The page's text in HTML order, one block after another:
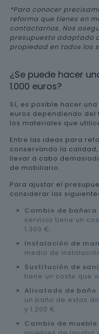
*Para conocer
reforma que tienes en
contactarnos. Nos
presupuesto adaptado
propiedad en todos los
¿Se puede hacer
1.000 euros?
Sí, es posible hacer
euros dependiendo del
los materiales que
Entre las ideas para
conservando la
llevar a cabo
de mobiliario.
Para ajustar el
considerar las
Cambio de
servicio tiene un
1.300 €.
Instalación de
medio de
Sustitución de
tiene un coste que
Alicatado de baño
un baño de estas
y 1.200 €.
Cambio de